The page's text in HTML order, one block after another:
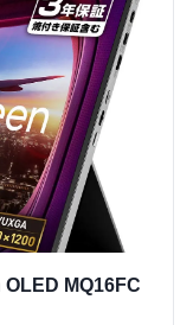
OLED MQ16FC